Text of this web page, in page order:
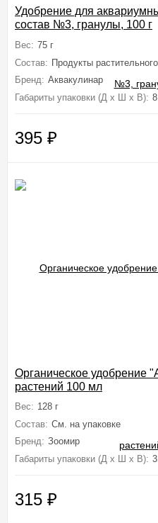
Удобрение для
состав №3, гранулы, 100 г
Вес: 75 г
Состав: Продукты
Бренд: Аквакулинар
Габариты упаковки (Д х Ш х В):
395 ₽
Органическое удобрение
растений 100 мл
Вес: 128 г
Состав: См. на упаковке
Бренд: Зоомир
Габариты упаковки (Д х Ш х В):
315 ₽